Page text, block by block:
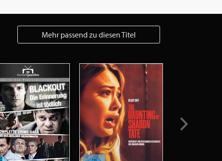
Mehr passend zu diesen Titel